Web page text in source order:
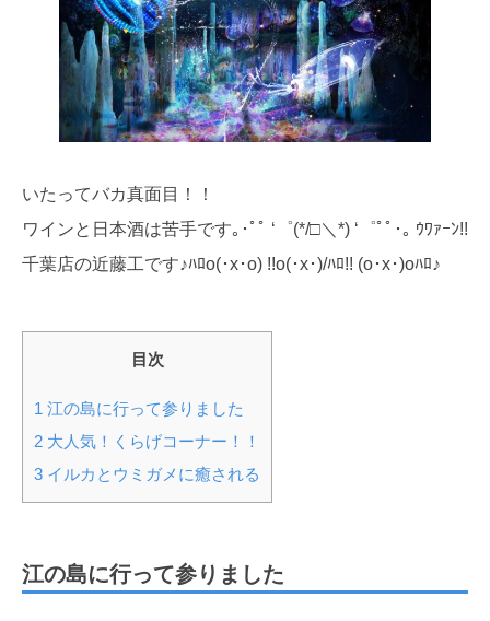
いたってバカ真面目！！
ワインと日本酒は苦手です｡･ﾟﾟ ‘゜(*/□＼*) ‘゜ﾟﾟ･｡ ｳﾜｧｰﾝ!!
千葉店の近藤工です♪ﾊﾛo(･x･o) !!o(･x･)/ﾊﾛ!! (o･x･)oﾊﾛ♪
目次
1 江の島に行って参りました
2 大人気！くらげコーナー！！
3 イルカとウミガメに癒される
江の島に行って参りました